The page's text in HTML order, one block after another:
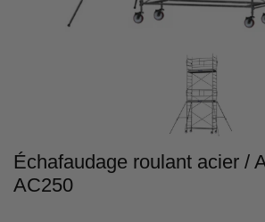
Échafaudage roulant acier /
AC250